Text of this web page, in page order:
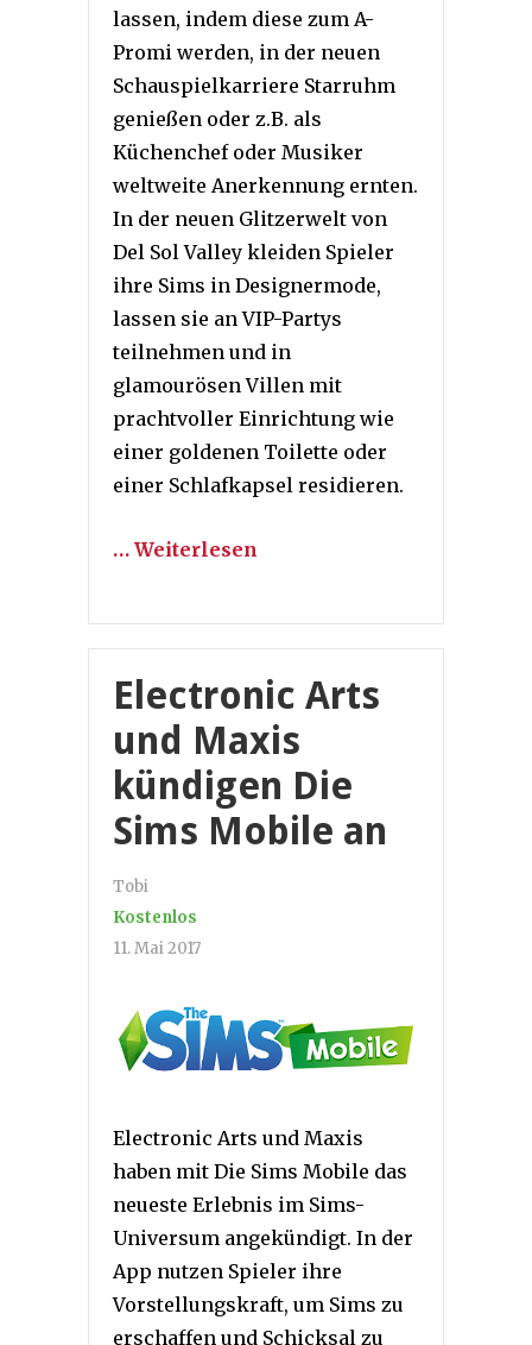
lassen, indem diese zum A-
Promi werden, in der neuen
Schauspielkarriere Starruhm
genießen oder z.B. als
Küchenchef oder Musiker
weltweite Anerkennung ernten.
In der neuen Glitzerwelt von
Del Sol Valley kleiden Spieler
ihre Sims in Designermode,
lassen sie an VIP-Partys
teilnehmen und in
glamourösen Villen mit
prachtvoller Einrichtung wie
einer goldenen Toilette oder
einer Schlafkapsel residieren.
… Weiterlesen
Electronic Arts
und Maxis
kündigen Die
Sims Mobile an
Tobi
Kostenlos
11. Mai 2017
Electronic Arts und Maxis
haben mit Die Sims Mobile das
neueste Erlebnis im Sims-
Universum angekündigt. In der
App nutzen Spieler ihre
Vorstellungskraft, um Sims zu
erschaffen und Schicksal zu